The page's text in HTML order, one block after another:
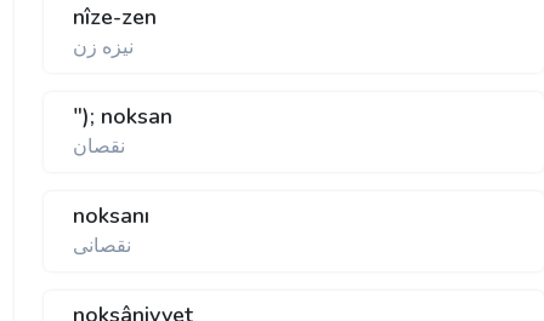
nîze-zen
نيزه زن
"); noksan
نقصان
noksanı
نقصانی
noksâniyyet